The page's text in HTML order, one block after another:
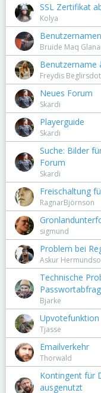
SSL Zertifikat
Kolya
Bruide Maq
Benutzername
Freydis
Neues Forum
Skardi
Playerguide
Skardi
Suche: Bilder
Forum
Skardi
Freischaltung
RagnarBjörnson
sigmund
Problem bei
Askur
Technische
Bjarke
Upvotefunktion
Tjasse
Emailverkehr
Thorwald
Kontingent für
ausgenutzt